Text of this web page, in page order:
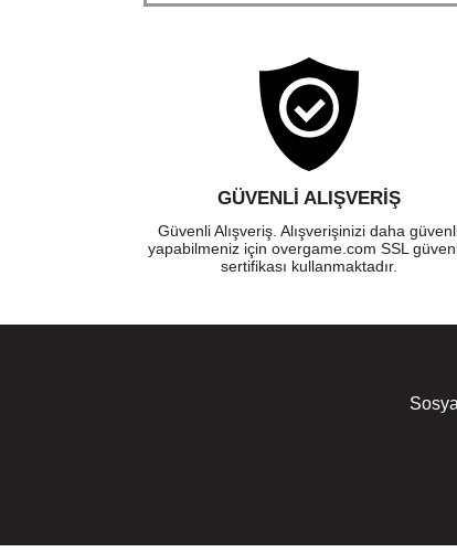
GÜVENLI ALIŞVERIŞ
Güvenli Alışveriş. Alışverişinizi daha
yapabilmeniz için overgame.com SSL
sertifikası kullanmaktadır.